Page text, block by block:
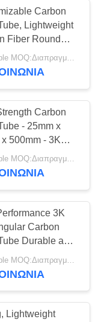
22
Carbon
Lightweight
Fiber Round
Strength
Tube
negotiable MOQ:Διαπραγματεύσιμος
Carbon
- 25mm x
500mm - 3K
100%
Tube
negotiable MOQ:Διαπραγματεύσιμος
3K
Carbon
Durable and
Made
Lightweight